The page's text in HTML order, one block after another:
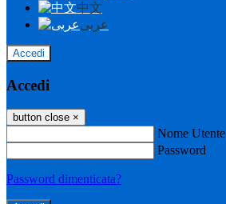
中文
عربى
Accedi
Accedi
button close ×
Nome Utente
Password
Password dimenticata?